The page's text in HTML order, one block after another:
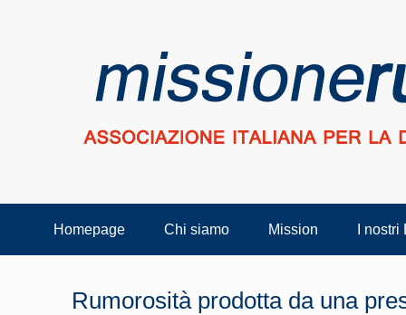
Homepage Chi siamo Mission I
Rumorosità prodotta da una